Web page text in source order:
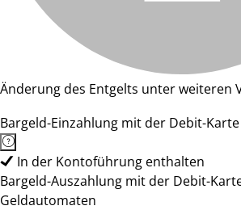
Änderung des Entgelts unter weiteren
Bargeld-Einzahlung mit der Debit-
In der Kontoführung enthalten
Bargeld-Auszahlung mit der Debit-
Geldautomaten